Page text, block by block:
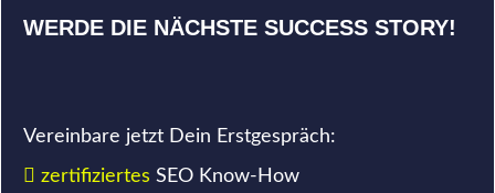
WERDE DIE NÄCHSTE SUCCESS STORY!
Vereinbare jetzt Dein Erstgespräch:
zertifiziertes SEO Know-How